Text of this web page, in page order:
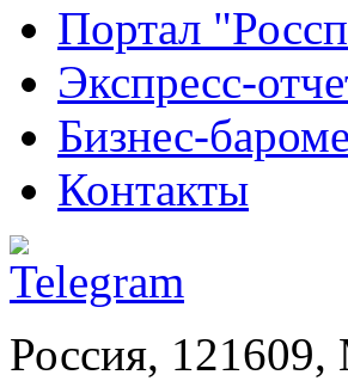
Портал
Экспресс-
Бизнес-
Контакты
Россия, 121609,